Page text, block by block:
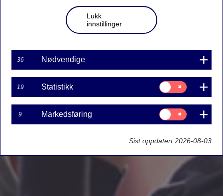
Lukk
innstillinger
36 Nødvendige
19 Statistikk
Samtykke
til:
Statistikk
9 Markedsføring
Samtykke
til:
Markedsføring
Sist oppdatert 2026-08-03